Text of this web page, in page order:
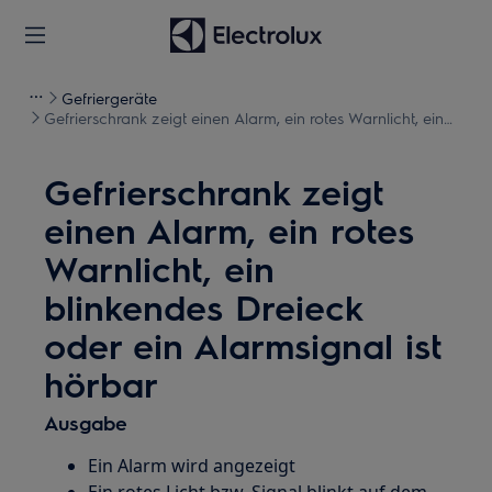
Gefriergeräte
Gefrierschrank zeigt einen Alarm, ein rotes Warnlicht, ein
Gefrierschrank zeigt
einen Alarm, ein rotes
Warnlicht, ein
blinkendes Dreieck
oder ein Alarmsignal ist
hörbar
Ausgabe
Ein Alarm wird angezeigt